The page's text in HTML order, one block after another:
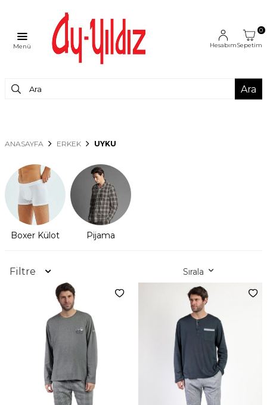
Menü Hesabım
0
Sepetim
Ara
ANASAYFA ERKEK UYKU
Boxer Külot Pijama
Filtre Sırala